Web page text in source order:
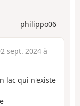
philippo06
sept. 2024 à
lac qui n'existe